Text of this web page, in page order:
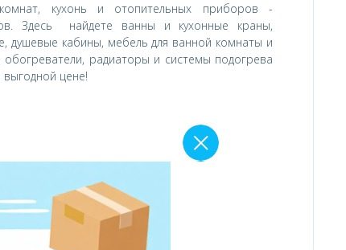
кухонь и отопительных приборов -
Здесь найдете ванны и кухонные краны,
душевые кабины, мебель для ванной комнаты и
радиаторы и системы подогрева
цене!